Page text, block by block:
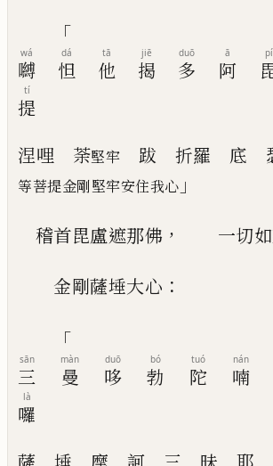
「
嚩
wá
怛
dá
他
tā
揭
jiē
多
duō
阿
ā pí
提
tí
涅哩 荼堅牢 跋 折羅 底
等菩提金剛堅牢安住我心 」
稽首毘盧遮那佛 ， 一切
金剛薩埵大心 ：
「
三
sān
曼
màn
哆
duō
勃
bó
陀
tuó
喃
nán
囉
là